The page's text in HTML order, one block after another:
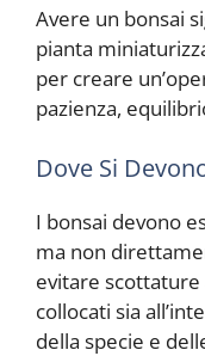
Avere un bonsai
pianta
per creare
pazienza,
Dove Si
I bonsai devono
ma non
evitare scottature
collocati sia
della specie e